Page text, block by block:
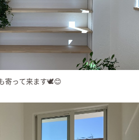
寄って来ます🕊️😊